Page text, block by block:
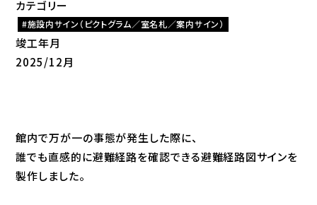
カテゴリー
施設内サイン（ピクトグラム／室名札／案内サイン）
竣工年月
2025/12月
館内で万が一の事態が発生した際に、
誰でも直感的に避難経路を確認できる避難経路図サインを
製作しました。